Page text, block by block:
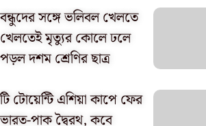
বন্ধুদের সঙ্গে ভলিবল খেলতে
খেলতেই মৃত্যুর কোলে ঢলে
পড়ল দশম শ্রেণির ছাত্র
টি টোয়েন্টি এশিয়া কাপে ফের
ভারত-পাক দ্বৈরথ, কবে